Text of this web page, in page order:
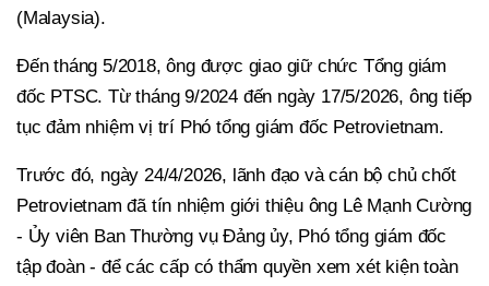
(Malaysia).
Đến tháng 5/2018, ông được giao giữ chức Tổng giám
đốc PTSC. Từ tháng 9/2024 đến ngày 17/5/2026, ông tiếp
tục đảm nhiệm vị trí Phó tổng giám đốc Petrovietnam.
Trước đó, ngày 24/4/2026, lãnh đạo và cán bộ chủ chốt
Petrovietnam đã tín nhiệm giới thiệu ông Lê Mạnh Cường
- Ủy viên Ban Thường vụ Đảng ủy, Phó tổng giám đốc
tập đoàn - để các cấp có thẩm quyền xem xét kiện toàn